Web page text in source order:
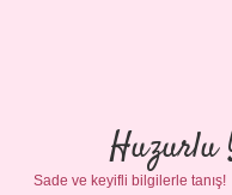
Huzurlu
Sade ve keyifli bilgilerle tanış!